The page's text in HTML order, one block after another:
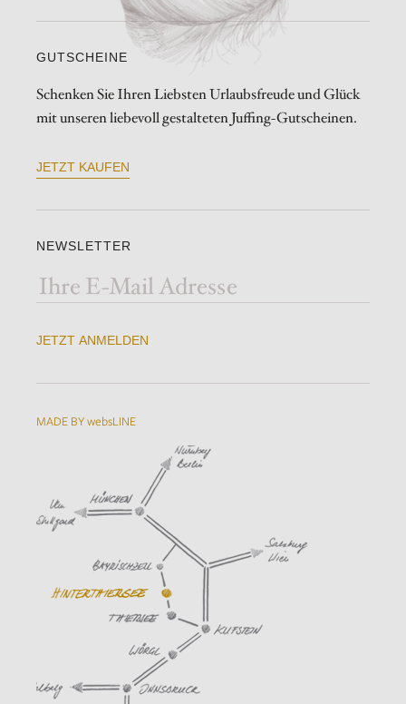
GUTSCHEINE
Schenken Sie Ihren Liebsten Urlaubsfreude und Glück
mit unseren liebevoll gestalteten Juffing-Gutscheinen.
JETZT KAUFEN
NEWSLETTER
JETZT ANMELDEN
MADE BY websLINE